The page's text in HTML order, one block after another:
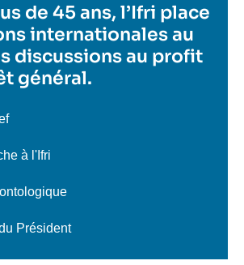
de 45 ans, l’Ifri place
internationales au
discussions au profit
général.
à l'Ifri
Président